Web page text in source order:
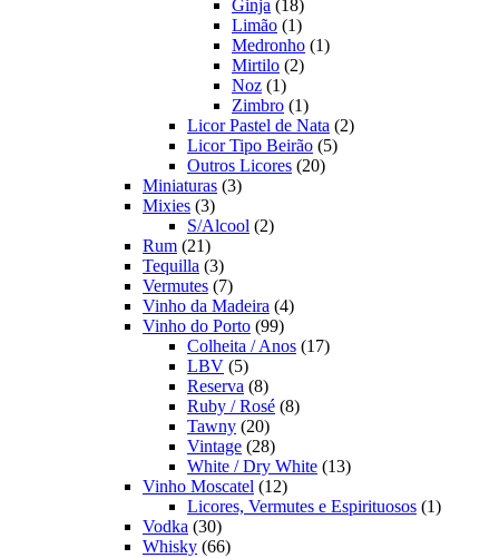
Ginja 1818
produtos
Limão 11
produto
Medronho 11
Mirtilo 22
Noz 11
produto
Zimbro 11
produto
Licor Pastel de Nata 22
Licor Tipo Beirão 55
Outros Licores 2020
Miniaturas 33
Mixies 33
produtos
S/Alcool 22
Rum 2121
produtos
Tequilla 33
produtos
Vermutes 77
produtos
Vinho da Madeira 44
Vinho do Porto 9999
produtos
Colheita / Anos 1717
LBV 55
produtos
Reserva 88
produtos
Ruby / Rosé 88
Tawny 2020
produtos
Vintage 2828
produtos
White / Dry White 1313
Vinho Moscatel 1212
produtos
Licores, Vermutes e Espirituosos 11
Vodka 3030
produtos
Whisky 6666